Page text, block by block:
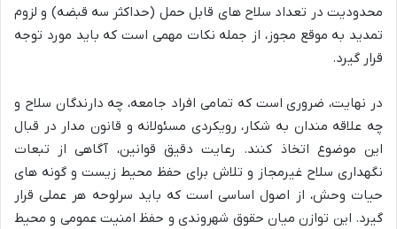
محدودیت در تعداد سلاح های قابل حمل (حداکثر سه قبضه) و لزوم
تمدید به موقع مجوز، از جمله نکات مهمی است که باید مورد توجه
قرار گیرد.
در نهایت، ضروری است که تمامی افراد جامعه، چه دارندگان سلاح و
چه علاقه مندان به شکار، رویکردی مسئولانه و قانون مدار در قبال
این موضوع اتخاذ کنند. رعایت دقیق قوانین، آگاهی از تبعات
نگهداری سلاح غیرمجاز و تلاش برای حفظ محیط زیست و گونه های
حیات وحش، از اصول اساسی است که باید سرلوحه هر عملی قرار
گیرد. این توازن میان حقوق شهروندی و حفظ امنیت عمومی و محیط